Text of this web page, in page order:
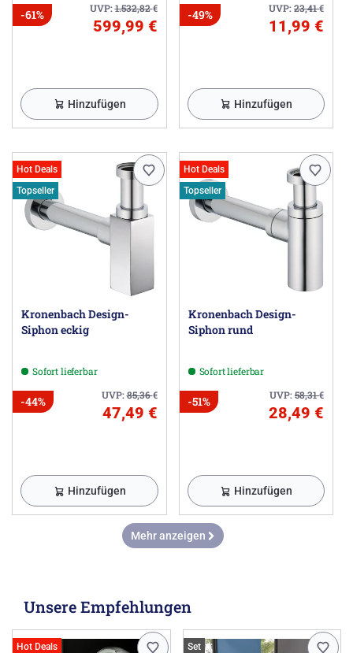
UVP:1.532,82€
-61%
599,99 €
Hinzufügen
UVP:23,41€
-49%
11,99 €
Hinzufügen
Hot Deals
Topseller
Kronenbach Design-
Siphon eckig
Sofort lieferbar
UVP:85,36€
-44%
47,49 €
Hinzufügen
Hot Deals
Topseller
Kronenbach Design-
Siphon rund
Sofort lieferbar
UVP:58,31€
-51%
28,49 €
Hinzufügen
Mehr anzeigen
Unsere Empfehlungen
Hot Deals Set